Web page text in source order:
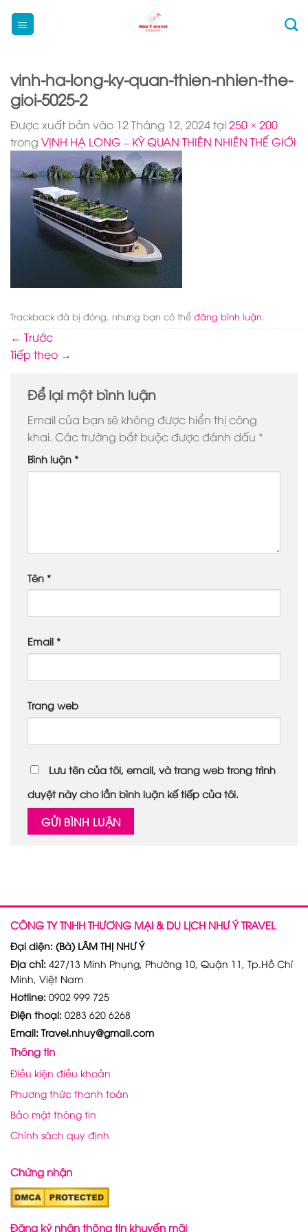
qua
vinh-ha-long-ky-quan-thien-nhien-the-
gioi-5025-2
Được xuất bản vào 12 Tháng 12, 2024tại 250 × 200
trong VỊNH HẠ LONG – KỲ QUAN THIÊN NHIÊN THẾ GIỚI
Trackback đã bị đóng, nhưng bạn có thể đăng bình luận
← Trước
Tiếp theo →
Để lại một bình luận
Email của bạn sẽ không được hiển thị công
khai. Các trường bắt buộc được đánh dấu *
Bình luận *
Tên *
Email *
Trang web
Lưu tên của tôi, email, và trang web trong trình
duyệt này cho lần bình luận kế tiếp của tôi.
CÔNG TY TNHH THƯƠNG MẠI & DU LỊCH NHƯ Ý TRAVEL
Đại diện: (Bà) LÂM THỊ NHƯ Ý
Địa chỉ: 427/13 Minh Phụng, Phường 10, Quận 11, Tp.Hồ Chí
Minh, Việt Nam
Hotline: 0902 999 725
Điện thoại: 0283 620 6268
Email: Travel.nhuy@gmail.com
Thông tin
Điều kiện điều khoản
Phương thức thanh toán
Bảo mật thông tin
Chính sách quy định
Chứng nhận
Đăng ký nhận thông tin khuyến mãi